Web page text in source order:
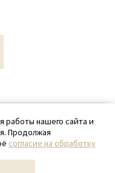
97-87
работы нашего сайта и
Продолжая
согласие на обработку